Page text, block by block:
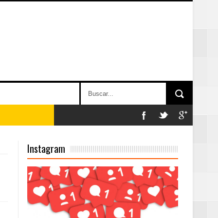
perspectiva
en la clausura
Instagram